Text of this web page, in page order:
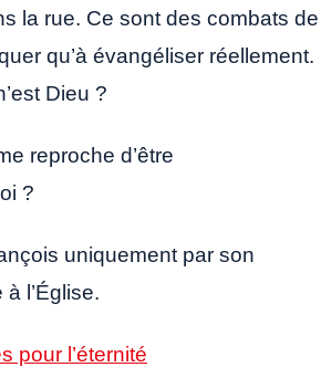
la rue. Ce sont des combats de
qu’à évangéliser réellement.
Dieu ?
reproche d’être
?
uniquement par son
l’Église.
pour l’éternité